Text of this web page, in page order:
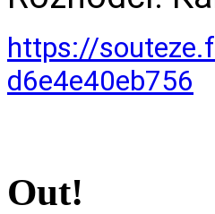
https://
d6e4e40eb756
Out!